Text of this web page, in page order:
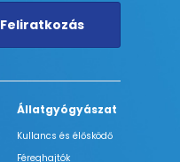
Feliratkozás
Állatgyógyászat
Kullancs és élősködő
Féreghajtók